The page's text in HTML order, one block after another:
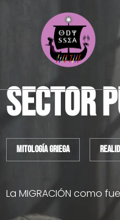
SECTOR
mitología griega
La MIGRACIÓN como